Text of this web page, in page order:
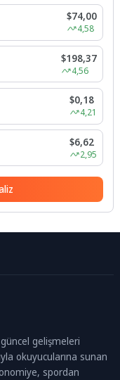
$74,00
4,58
$198,37
4,56
$0,18
4,21
$6,62
2,95
gelişmeleri
okuyucularına sunan
spordan